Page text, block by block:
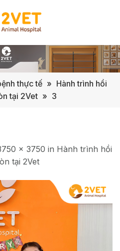
thực tế » Hành trình hồi
tại 2Vet » 3
× 3750 in Hành trình hồi
tại 2Vet